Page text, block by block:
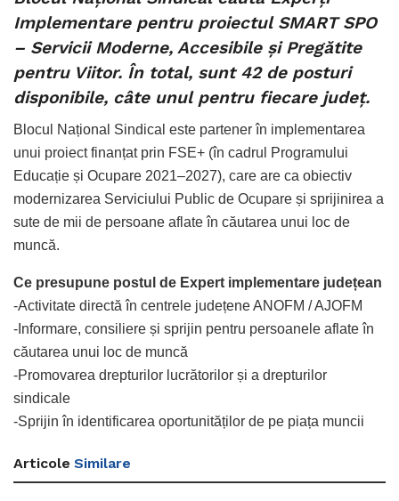
Implementare pentru proiectul SMART SPO
– Servicii Moderne, Accesibile și Pregătite
pentru Viitor. În total, sunt 42 de posturi
disponibile, câte unul pentru fiecare județ.
Blocul Național Sindical este partener în implementarea
unui proiect finanțat prin FSE+ (în cadrul Programului
Educație și Ocupare 2021–2027), care are ca obiectiv
modernizarea Serviciului Public de Ocupare și sprijinirea a
sute de mii de persoane aflate în căutarea unui loc de
muncă.
Ce presupune postul de Expert implementare județean
-Activitate directă în centrele județene ANOFM / AJOFM
-Informare, consiliere și sprijin pentru persoanele aflate în
căutarea unui loc de muncă
-Promovarea drepturilor lucrătorilor și a drepturilor
sindicale
-Sprijin în identificarea oportunităților de pe piața muncii
Articole Similare